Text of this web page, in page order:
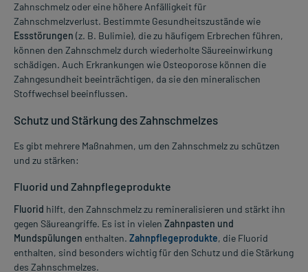
Zahnschmelz oder eine höhere Anfälligkeit für
Zahnschmelzverlust. Bestimmte Gesundheitszustände wie
Essstörungen (z. B. Bulimie), die zu häufigem Erbrechen führen,
können den Zahnschmelz durch wiederholte Säureeinwirkung
schädigen. Auch Erkrankungen wie Osteoporose können die
Zahngesundheit beeinträchtigen, da sie den mineralischen
Stoffwechsel beeinflussen.
Schutz und Stärkung des Zahnschmelzes
Es gibt mehrere Maßnahmen, um den Zahnschmelz zu schützen
und zu stärken:
Fluorid und Zahnpflegeprodukte
Fluorid hilft, den Zahnschmelz zu remineralisieren und stärkt ihn
gegen Säureangriffe. Es ist in vielen Zahnpasten und
Mundspülungen enthalten. Zahnpflegeprodukte, die Fluorid
enthalten, sind besonders wichtig für den Schutz und die Stärkung
des Zahnschmelzes.